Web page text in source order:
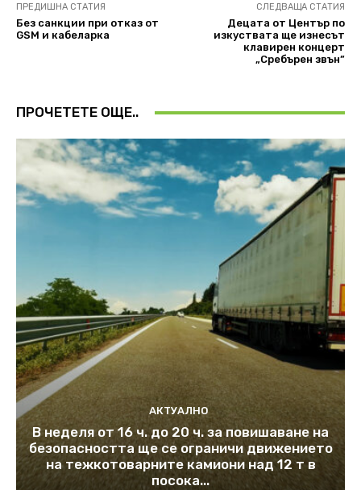
ПРЕДИШНА СТАТИЯ
Без санкции при отказ от
GSM и кабеларка
СЛЕДВАЩА СТАТИЯ
Децата от Център по
изкуствата ще изнесът
клавирен концерт
„Сребърен звън”
ПРОЧЕТЕТЕ ОЩЕ..
АКТУАЛНО
В неделя от 16 ч. до 20 ч. за повишаване на
безопасността ще се ограничи движението
на тежкотоварните камиони над 12 т в
посока...